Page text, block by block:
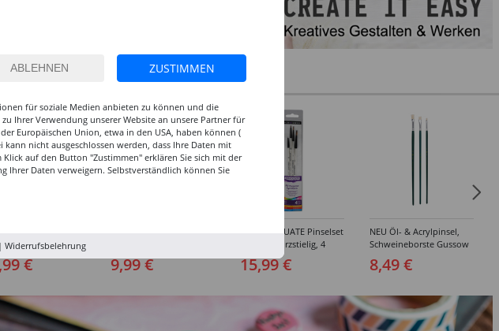
4
€ 9,99 €
NEU GRADUATE Pinselset
"Detail“, kurzstielig, 4
Synthetikpinsel
15,99 €
NEU Öl- & Acrylpinsel,
Schweineborste Gussow
8,49 €
ZUSTIMMEN
für soziale Medien anbieten zu können und die
Ihrer Verwendung unserer Website an unsere Partner für
Europäischen Union, etwa in den USA, haben können (
kann nicht ausgeschlossen werden, dass Ihre Daten mit
auf den Button "Zustimmen" erklären Sie sich mit der
Ihrer Daten verweigern. Selbstverständlich können Sie
Widerrufsbelehrung